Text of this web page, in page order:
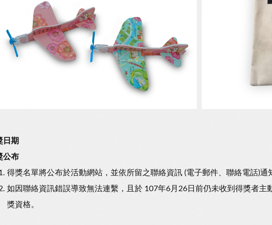
日期
公布
得獎名單將公布於活動網站，並依所留之聯絡資訊 (電子郵件、聯絡電話)通
如因聯絡資訊錯誤導致無法連繫，且於 107年6月26日前仍未收到得獎者主
獎資格。